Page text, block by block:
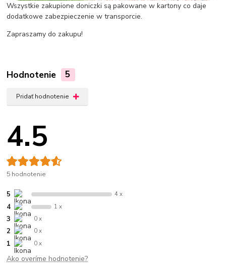
Wszystkie zakupione doniczki są pakowane w kartony co daje
dodatkowe zabezpieczenie w transporcie.
Zapraszamy do zakupu!
Hodnotenie 5
Pridať hodnotenie
4.5
5 hodnotenie
5 4 x
4 1 x
3 0 x
2 0 x
1 0 x
Ako overíme hodnotenie?